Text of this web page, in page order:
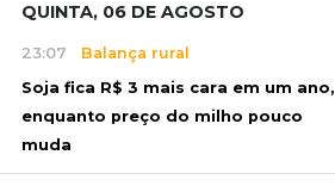
QUINTA, 06 DE AGOSTO
23:07 Balança rural
Soja fica R$ 3 mais cara em um ano,
enquanto preço do milho pouco
muda